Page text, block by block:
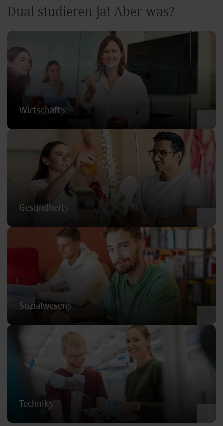
Dual studieren ja! Aber was?
Wirtschaft
Gesundheit
Sozialwesen
Technik